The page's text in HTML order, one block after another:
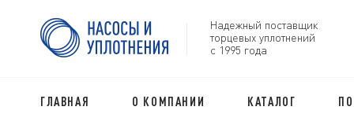
Надежный поставщик
торцевых уплотнений
с 1995 года
ГЛАВНАЯ О КОМПАНИИ КАТАЛОГ